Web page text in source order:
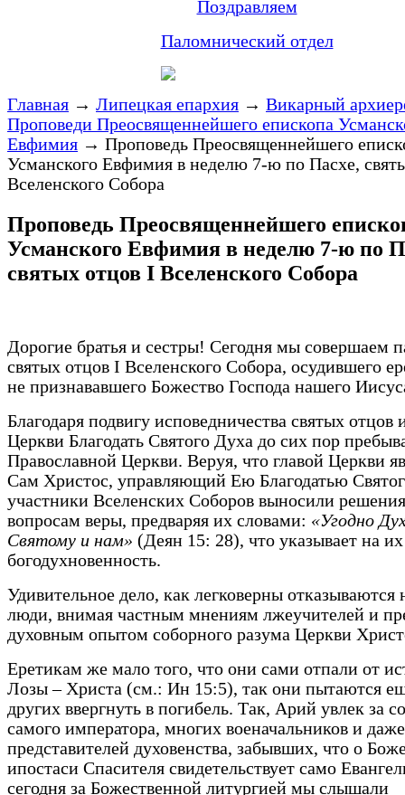
Поздравляем
Паломнический отдел
Главная → Липецкая епархия → Викарный
Проповеди Преосвященнейшего епископа
Евфимия → Проповедь Преосвященнейшего
Усманского Евфимия в неделю 7-ю по Пасхе,
Вселенского Собора
Проповедь Преосвященнейшего
Усманского Евфимия в неделю 7-ю по
святых отцов I Вселенского Собора
Дорогие братья и сестры! Сегодня мы совершаем
святых отцов I Вселенского Собора, осудившего
не признававшего Божество Господа нашего
Благодаря подвигу исповедничества святых отцов
Церкви Благодать Святого Духа до сих пор
Православной Церкви. Веруя, что главой Церкви
Сам Христос, управляющий Ею Благодатью
участники Вселенских Соборов выносили
вопросам веры, предваряя их словами: «Угодно
Святому и нам» (Деян 15: 28), что указывает на их
богодухновенность.
Удивительное дело, как легковерны отказываются
люди, внимая частным мнениям лжеучителей и
духовным опытом соборного разума Церкви
Еретикам же мало того, что они сами отпали от
Лозы – Христа (см.: Ин 15:5), так они пытаются
других ввергнуть в погибель. Так, Арий увлек за
самого императора, многих военачальников и даже
представителей духовенства, забывших, что о
ипостаси Спасителя свидетельствует само
сегодня за Божественной литургией мы слышали